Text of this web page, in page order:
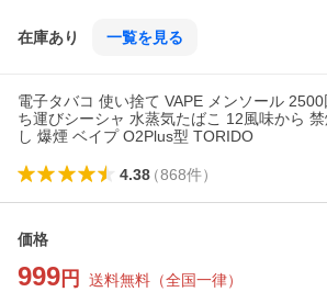
在庫あり 一覧を見る
電子タバコ 使い捨て VAPE メンソール
ち運びシーシャ 水蒸気たばこ 12風味から
し 爆煙 ベイプ O2Plus型 TORIDO
4.38（868件）
価格
999 円 送料無料 （全国一律）